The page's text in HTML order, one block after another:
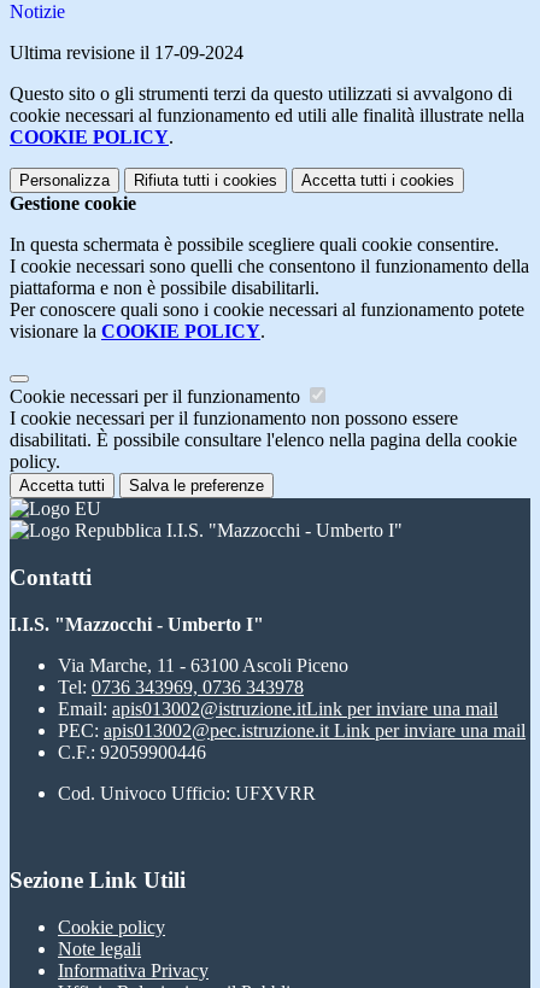
Notizie
Ultima revisione il 17-09-2024
Questo sito o gli strumenti terzi da questo utilizzati si avvalgono di
cookie necessari al funzionamento ed utili alle finalità illustrate nella
COOKIE POLICY.
Personalizza Rifiuta tutti i cookies Accetta tutti i cookies
Gestione cookie
In questa schermata è possibile scegliere quali cookie consentire.
I cookie necessari sono quelli che consentono il funzionamento della
piattaforma e non è possibile disabilitarli.
Per conoscere quali sono i cookie necessari al funzionamento potete
visionare la COOKIE POLICY.
Cookie necessari per il funzionamento
I cookie necessari per il funzionamento non possono essere
disabilitati. È possibile consultare l'elenco nella pagina della cookie
policy.
Accetta tutti Salva le preferenze
I.I.S. "Mazzocchi - Umberto I"
Contatti
I.I.S. "Mazzocchi - Umberto I"
Via Marche, 11 - 63100 Ascoli Piceno
Tel: 0736 343969, 0736 343978
Email: apis013002@istruzione.itLink per inviare una mail
PEC: apis013002@pec.istruzione.it Link per inviare una mail
C.F.: 92059900446
Cod. Univoco Ufficio: UFXVRR
Sezione Link Utili
Cookie policy
Note legali
Informativa Privacy